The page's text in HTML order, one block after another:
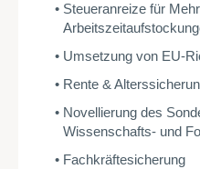
Steueranreize für
Umsetzung von EU-
Rente &
Novellierung des
Wissenschafts- und
Fachkräftesicherung